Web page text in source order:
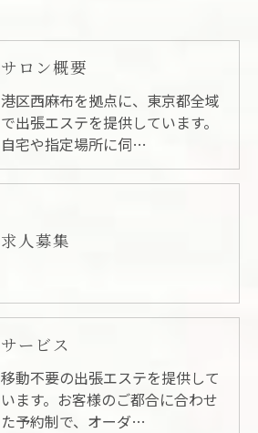
サロン概要
港区西麻布を拠点に、東京都全域
で出張エステを提供しています。
自宅や指定場所に伺…
求人募集
サービス
移動不要の出張エステを提供して
います。お客様のご都合に合わせ
た予約制で、オーダ…